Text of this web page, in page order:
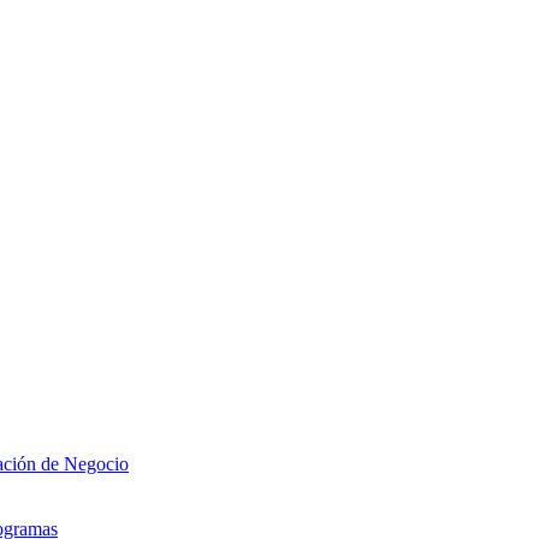
de Negocio